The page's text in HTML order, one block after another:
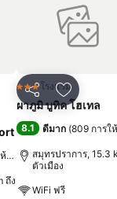
รโปรด
ห้คะแนน)
ถึง
แชร์ เพิ่มในรา
3 ดาวโรงแรม
ผาภูมิ บูทิค โฮเทล
8.1 ดีมาก (809 การใ
สมุทรปราการ, 15.3
ตัวเมือง
WiFi ฟรี